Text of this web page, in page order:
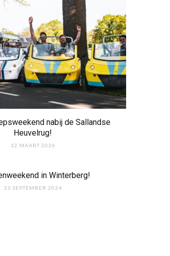
nabij de Sallandse
Heuvelrug!
12 MAART 2026
in Winterberg!
23 SEPTEMBER 2024